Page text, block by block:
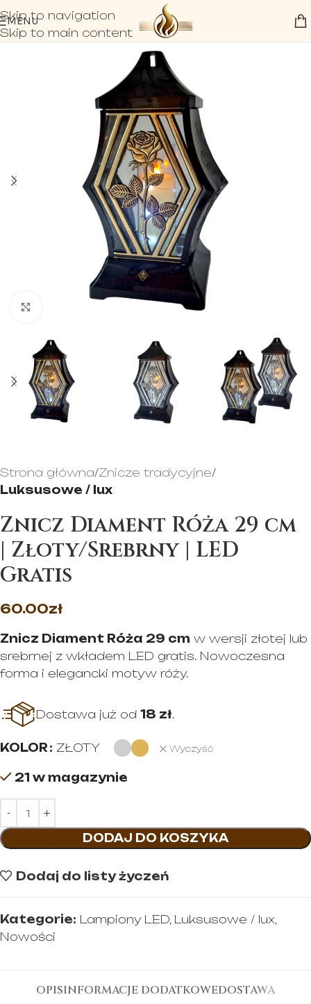
Skip to navigation
Skip to main content
MENU
Strona główna Znicze tradycyjne
Luksusowe / lux
Znicz Diament Róża 29 cm
| Złoty/Srebrny | LED
Gratis
60.00zł
Znicz Diament Róża 29 cm w wersji złotej lub
srebrnej z wkładem LED gratis. Nowoczesna
forma i elegancki motyw róży.
Dostawa już od 18 zł.
KOLOR ZŁOTY Wyczyść
21 w magazynie
DODAJ DO KOSZYKA
Dodaj do listy życzeń
Kategorie: Lampiony LED Luksusowe / lux
Nowości
OPISINFORMACJE DODATKOWEDOSTAWA